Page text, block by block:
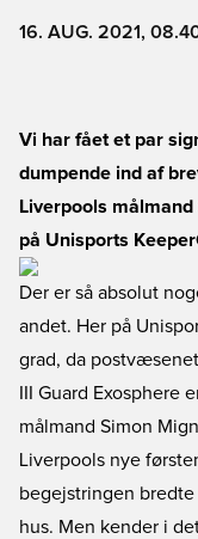
16. AUG. 2021,
Vi har fået et par
dumpende ind af
Liverpools
på Unisports
Der er så absolut
andet. Her på
grad, da
III Guard Exosphere
målmand Simon
Liverpools nye
begejstringen
hus. Men kender i